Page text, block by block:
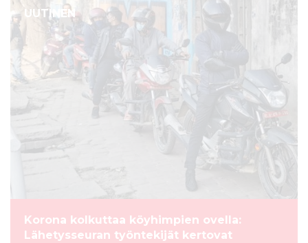
UUTINEN
Korona kolkuttaa köyhimpien ovella:
Lähetysseuran työntekijät kertovat